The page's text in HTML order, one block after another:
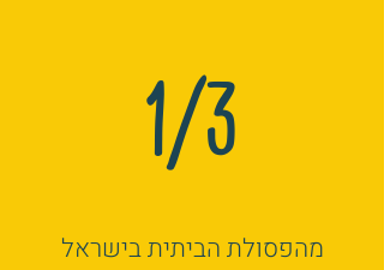
1/3
מהפסולת הביתית בישראל